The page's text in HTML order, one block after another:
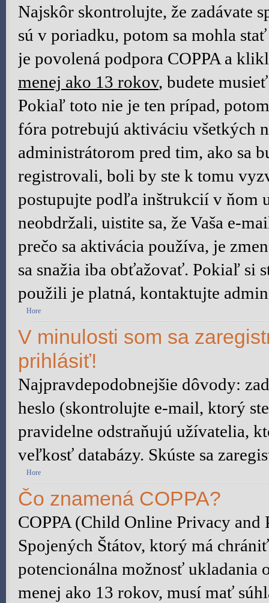
Najskôr skontrolujte, že zadávate
sú v poriadku, potom sa mohla
je povolená podpora COPPA a
menej ako 13 rokov, budete
Pokiaľ toto nie je ten prípad,
fóra potrebujú aktiváciu všetkých
administrátorom pred tim, ako sa
registrovali, boli by ste k tomu
postupujte podľa inštrukcií v ňom
neobdržali, uistite sa, že Vaša e-
prečo sa aktivácia používa, je
sa snažia iba obťažovať. Pokiaľ si
použili je platná, kontaktujte
Hore
V minulosti som sa
prihlásiť!
Najpravdepodobnejšie dôvody:
heslo (skontrolujte e-mail, ktorý
pravidelne odstraňujú užívatelia,
veľkosť databázy. Skúste sa
Hore
Čo znamená COPPA?
COPPA (Child Online Privacy
Spojených Štátov, ktorý má
potencionálna možnosť
menej ako 13 rokov, musí mať